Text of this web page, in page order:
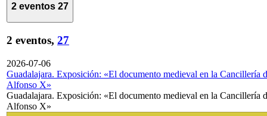
2 eventos 27
2 eventos, 27
2026-07-06
Guadalajara. Exposición: «El documento medieval en la Cancillería
Alfonso X»
Guadalajara. Exposición: «El documento medieval en la Cancillería
Alfonso X»